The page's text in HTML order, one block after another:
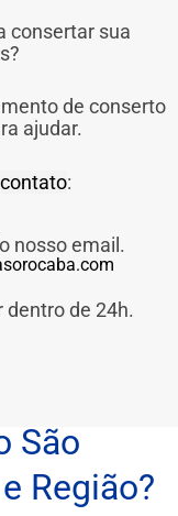
consertar sua
de conserto
ajudar.
:
nosso email.
dentro de 24h.
São
Região?